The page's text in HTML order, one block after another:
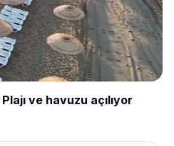
ve havuzu açılıyor